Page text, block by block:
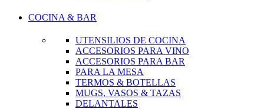
COCINA & BAR
UTENSILIOS DE COCINA
ACCESORIOS PARA VINO
ACCESORIOS PARA BAR
PARA LA MESA
TERMOS & BOTELLAS
MUGS, VASOS & TAZAS
DELANTALES